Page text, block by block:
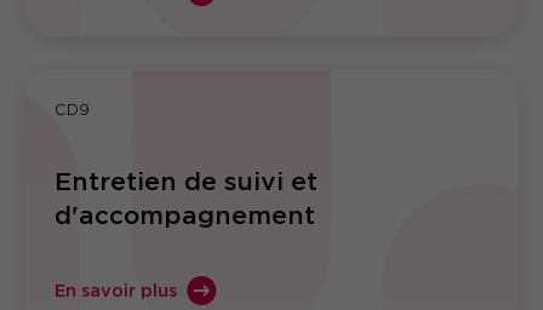
CD9
Entretien de suivi et
d'accompagnement
En savoir plus